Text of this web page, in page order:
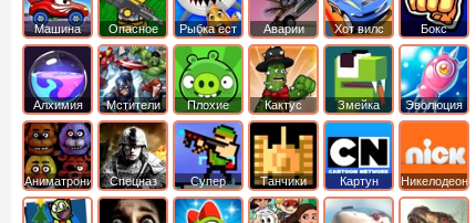
Машина
ест
машину
Опасное
оружие
Рыбка ест
рыбку
Аварии
машин
Хот вилс Бокс
Алхимия Мстители
Плохие
свинки
Кактус
маккой
Змейка Эволюция
Аниматроники Спецназ
Супер
бойцы
Танчики
Картун
нетворк
Никелодеон